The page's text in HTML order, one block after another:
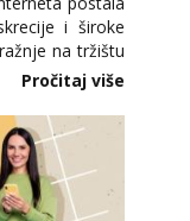
i široke
na tržištu
nepouzdane
podrijetla. ...
Pročitaj više